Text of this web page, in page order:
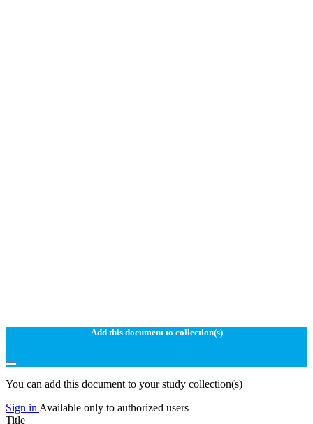
Add this document to collection(s)
You can add this document to your study collection(s)
Sign in Available only to authorized users
Title